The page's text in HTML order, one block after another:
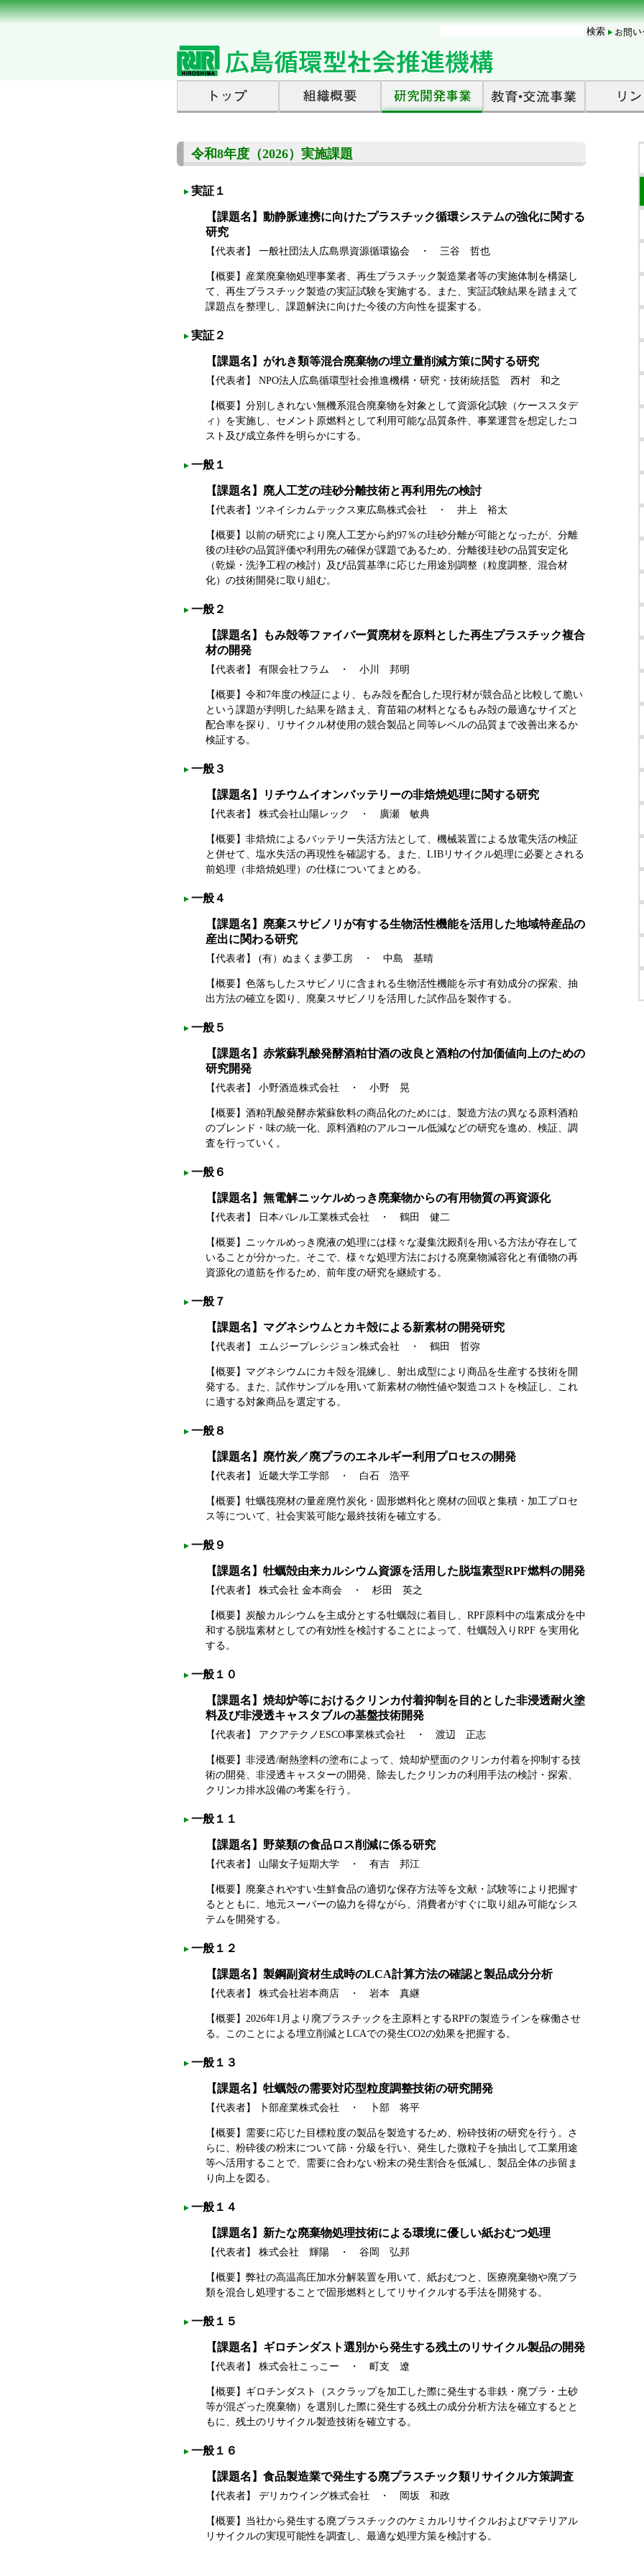
令和8年度（2026）実施課題
実証１
【課題名】動静脈連携に向けたプラスチック循環システムの強化に関する
研究
【代表者】 一般社団法人広島県資源循環協会 ・ 三谷 哲也
【概要】産業廃棄物処理事業者、再生プラスチック製造業者等の実施体制を構築し
て、再生プラスチック製造の実証試験を実施する。また、実証試験結果を踏まえて
課題点を整理し、課題解決に向けた今後の方向性を提案する。
実証２
【課題名】がれき類等混合廃棄物の埋立量削減方策に関する研究
【代表者】 NPO法人広島循環型社会推進機構・研究・技術統括監 西村 和之
【概要】分別しきれない無機系混合廃棄物を対象として資源化試験（ケーススタデ
ィ）を実施し、セメント原燃料として利用可能な品質条件、事業運営を想定したコ
スト及び成立条件を明らかにする。
一般１
【課題名】廃人工芝の珪砂分離技術と再利用先の検討
【代表者】ツネイシカムテックス東広島株式会社 ・ 井上 裕太
【概要】以前の研究により廃人工芝から約97％の珪砂分離が可能となったが、分離
後の珪砂の品質評価や利用先の確保が課題であるため、分離後珪砂の品質安定化
（乾燥・洗浄工程の検討）及び品質基準に応じた用途別調整（粒度調整、混合材
化）の技術開発に取り組む。
一般２
【課題名】もみ殻等ファイバー質廃材を原料とした再生プラスチック複合
材の開発
【代表者】 有限会社フラム ・ 小川 邦明
【概要】令和7年度の検証により、もみ殻を配合した現行材が競合品と比較して脆い
という課題が判明した結果を踏まえ、育苗箱の材料となるもみ殻の最適なサイズと
配合率を探り、リサイクル材使用の競合製品と同等レベルの品質まで改善出来るか
検証する。
一般３
【課題名】リチウムイオンバッテリーの非焙焼処理に関する研究
【代表者】 株式会社山陽レック ・ 廣瀬 敏典
【概要】非焙焼によるバッテリー失活方法として、機械装置による放電失活の検証
と併せて、塩水失活の再現性を確認する。また、LIBリサイクル処理に必要とされる
前処理（非焙焼処理）の仕様についてまとめる。
一般４
【課題名】廃棄スサビノリが有する生物活性機能を活用した地域特産品の
産出に関わる研究
【代表者】 (有）ぬまくま夢工房 ・ 中島 基晴
【概要】色落ちしたスサビノリに含まれる生物活性機能を示す有効成分の探索、抽
出方法の確立を図り、廃棄スサビノリを活用した試作品を製作する。
一般５
【課題名】赤紫蘇乳酸発酵酒粕甘酒の改良と酒粕の付加価値向上のための
研究開発
【代表者】 小野酒造株式会社 ・ 小野 晃
【概要】酒粕乳酸発酵赤紫蘇飲料の商品化のためには、製造方法の異なる原料酒粕
のブレンド・味の統一化、原料酒粕のアルコール低減などの研究を進め、検証、調
査を行っていく。
一般６
【課題名】無電解ニッケルめっき廃棄物からの有用物質の再資源化
【代表者】 日本バレル工業株式会社 ・ 鶴田 健二
【概要】ニッケルめっき廃液の処理には様々な凝集沈殿剤を用いる方法が存在して
いることが分かった。そこで、様々な処理方法における廃棄物減容化と有価物の再
資源化の道筋を作るため、前年度の研究を継続する。
一般７
【課題名】マグネシウムとカキ殻による新素材の開発研究
【代表者】 エムジープレシジョン株式会社 ・ 鶴田 哲弥
【概要】マグネシウムにカキ殻を混練し、射出成型により商品を生産する技術を開
発する。また、試作サンプルを用いて新素材の物性値や製造コストを検証し、これ
に適する対象商品を選定する。
一般８
【課題名】廃竹炭／廃プラのエネルギー利用プロセスの開発
【代表者】 近畿大学工学部 ・ 白石 浩平
【概要】牡蠣筏廃材の量産廃竹炭化・固形燃料化と廃材の回収と集積・加工プロセ
ス等について、社会実装可能な最終技術を確立する。
一般９
【課題名】牡蠣殻由来カルシウム資源を活用した脱塩素型RPF燃料の開発
【代表者】 株式会社 金本商会 ・ 杉田 英之
【概要】炭酸カルシウムを主成分とする牡蠣殻に着目し、RPF原料中の塩素成分を中
和する脱塩素材としての有効性を検討することによって、牡蠣殻入りRPF を実用化
する。
一般１０
【課題名】焼却炉等におけるクリンカ付着抑制を目的とした非浸透耐火塗
料及び非浸透キャスタブルの基盤技術開発
【代表者】 アクアテクノESCO事業株式会社 ・ 渡辺 正志
【概要】非浸透/耐熱塗料の塗布によって、焼却炉壁面のクリンカ付着を抑制する技
術の開発、非浸透キャスターの開発、除去したクリンカの利用手法の検討・探索、
クリンカ排水設備の考案を行う。
一般１１
【課題名】野菜類の食品ロス削減に係る研究
【代表者】 山陽女子短期大学 ・ 有吉 邦江
【概要】廃棄されやすい生鮮食品の適切な保存方法等を文献・試験等により把握す
るとともに、地元スーパーの協力を得ながら、消費者がすぐに取り組み可能なシス
テムを開発する。
一般１２
【課題名】製鋼副資材生成時のLCA計算方法の確認と製品成分分析
【代表者】 株式会社岩本商店 ・ 岩本 真継
【概要】2026年1月より廃プラスチックを主原料とするRPFの製造ラインを稼働させ
る。このことによる埋立削減とLCAでの発生CO2の効果を把握する。
一般１３
【課題名】牡蠣殻の需要対応型粒度調整技術の研究開発
【代表者】 卜部産業株式会社 ・ 卜部 将平
【概要】需要に応じた目標粒度の製品を製造するため、粉砕技術の研究を行う。さ
らに、粉砕後の粉末について篩・分級を行い、発生した微粒子を抽出して工業用途
等へ活用することで、需要に合わない粉末の発生割合を低減し、製品全体の歩留ま
り向上を図る。
一般１４
【課題名】新たな廃棄物処理技術による環境に優しい紙おむつ処理
【代表者】 株式会社 輝陽 ・ 谷岡 弘邦
【概要】弊社の高温高圧加水分解装置を用いて、紙おむつと、医療廃棄物や廃プラ
類を混合し処理することで固形燃料としてリサイクルする手法を開発する。
一般１５
【課題名】ギロチンダスト選別から発生する残土のリサイクル製品の開発
【代表者】 株式会社こっこー ・ 町支 遼
【概要】ギロチンダスト（スクラップを加工した際に発生する非鉄・廃プラ・土砂
等が混ざった廃棄物）を選別した際に発生する残土の成分分析方法を確立するとと
もに、残土のリサイクル製造技術を確立する。
一般１６
【課題名】食品製造業で発生する廃プラスチック類リサイクル方策調査
【代表者】 デリカウイング株式会社 ・ 岡坂 和政
【概要】当社から発生する廃プラスチックのケミカルリサイクルおよびマテリアル
リサイクルの実現可能性を調査し、最適な処理方策を検討する。